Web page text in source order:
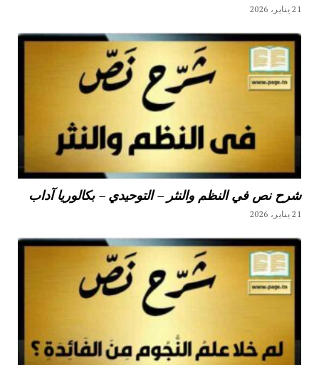
21 يناير، 2026
شرح نص في النظم والنثر – التوحيدي – بكالوريا آداب
21 يناير، 2026